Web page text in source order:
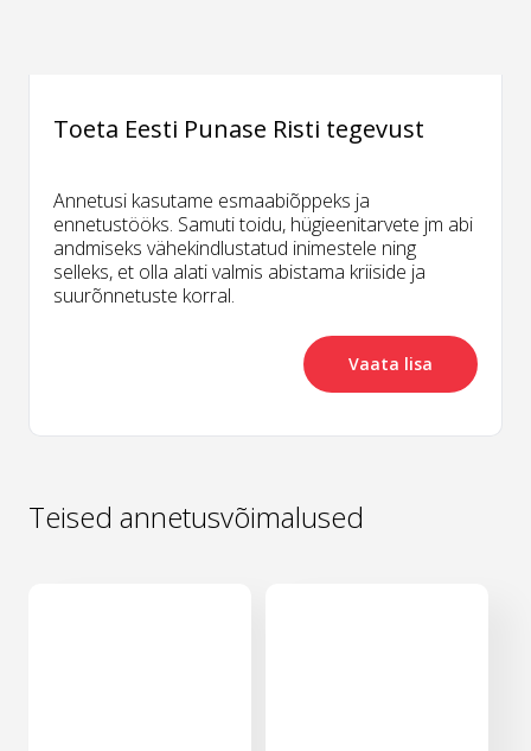
Toeta Eesti Punase Risti tegevust
Annetusi kasutame esmaabiõppeks ja
ennetustööks. Samuti toidu, hügieenitarvete jm abi
andmiseks vähekindlustatud inimestele ning
selleks, et olla alati valmis abistama kriiside ja
suurõnnetuste korral.
Vaata lisa
Teised annetusvõimalused